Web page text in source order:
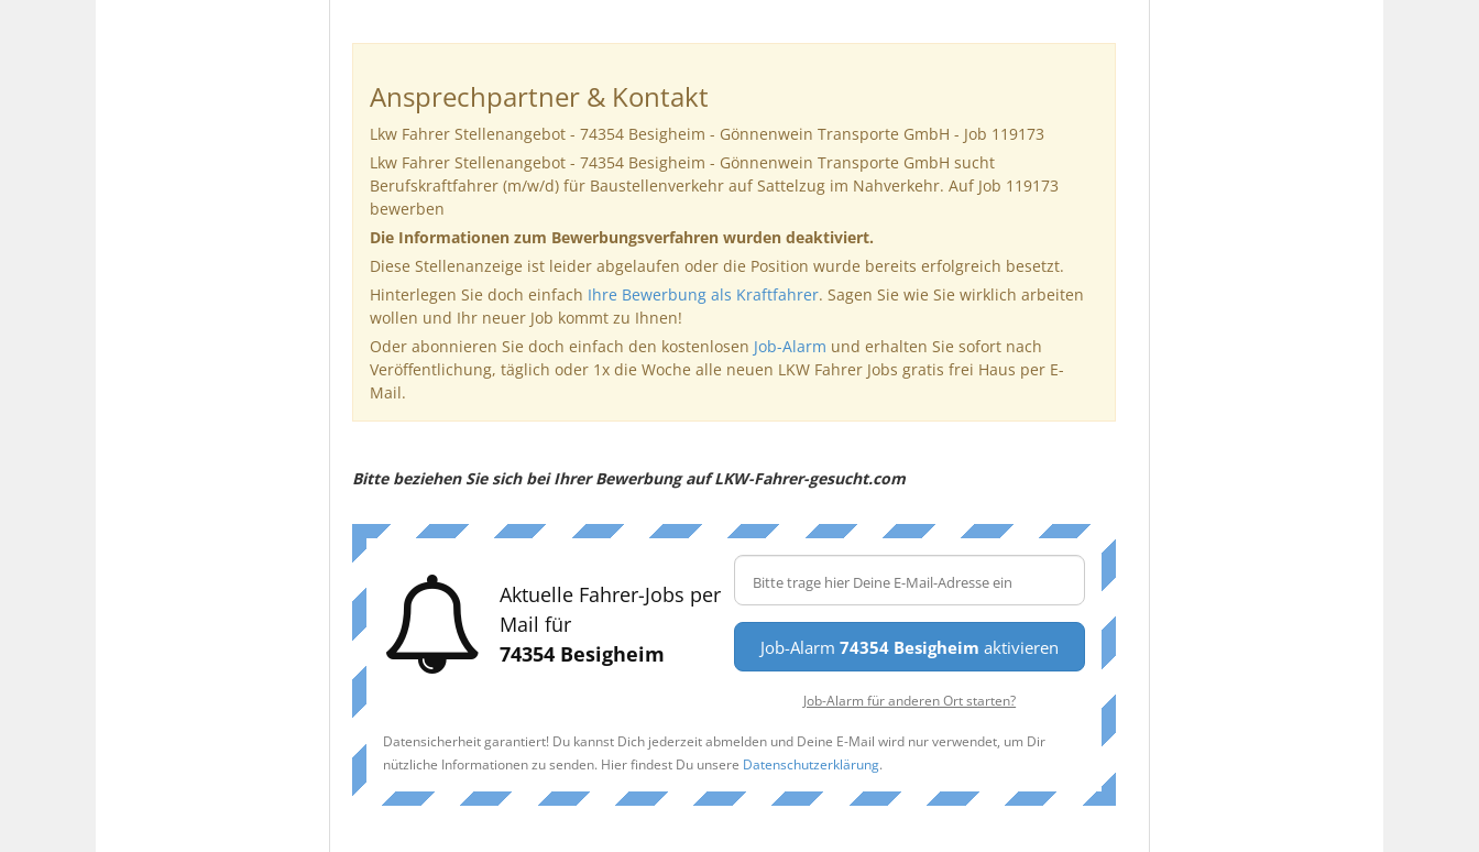
Ansprechpartner & Kontakt
Lkw Fahrer Stellenangebot - 74354 Besigheim - Gönnenwein Transporte GmbH - Job 119173
Lkw Fahrer Stellenangebot - 74354 Besigheim - Gönnenwein Transporte GmbH sucht
Berufskraftfahrer (m/w/d) für Baustellenverkehr auf Sattelzug im Nahverkehr. Auf Job 119173
bewerben
Die Informationen zum Bewerbungsverfahren wurden deaktiviert.
Diese Stellenanzeige ist leider abgelaufen oder die Position wurde bereits erfolgreich besetzt.
Hinterlegen Sie doch einfach Ihre Bewerbung als Kraftfahrer. Sagen Sie wie Sie wirklich arbeiten
wollen und Ihr neuer Job kommt zu Ihnen!
Oder abonnieren Sie doch einfach den kostenlosen Job-Alarm und erhalten Sie sofort nach
Veröffentlichung, täglich oder 1x die Woche alle neuen LKW Fahrer Jobs gratis frei Haus per E-
Mail.
Bitte beziehen Sie sich bei Ihrer Bewerbung auf LKW-Fahrer-gesucht.com
Aktuelle Fahrer-Jobs per
Mail für
74354 Besigheim
Job-Alarm74354 Besigheim aktivieren
Job-Alarm für anderen Ort starten?
Datensicherheit garantiert! Du kannst Dich jederzeit abmelden und Deine E-Mail wird nur verwendet, um Dir
nützliche Informationen zu senden. Hier findest Du unsere Datenschutzerklärung.